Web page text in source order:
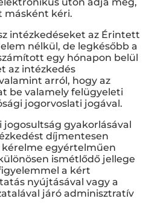
úton adja meg,
másként kéri.
intézkedéseket az Érintett
nélkül, de legkésőbb a
egy hónapon belül
az intézkedés
arról, hogy az
be valamely felügyeleti
jogorvoslati jogával.
jogosultság gyakorlásával
díjmentesen
egyértelműen
ismétlődő jellege
a kért
nyújtásával vagy a
járó adminisztratív